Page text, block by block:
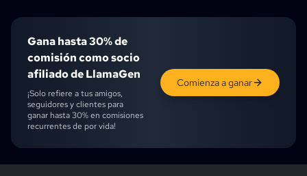
Gana hasta 30% de
comisión como socio
afiliado de LlamaGen
¡Solo refiere a tus amigos,
seguidores y clientes para
ganar hasta 30% en comisiones
recurrentes de por vida!
Comienza a ganar